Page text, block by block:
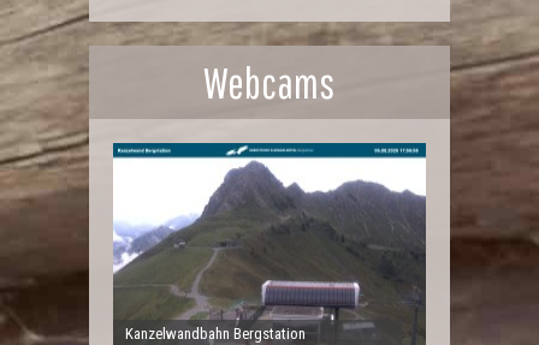
Webcams
Kanzelwandbahn Bergstation